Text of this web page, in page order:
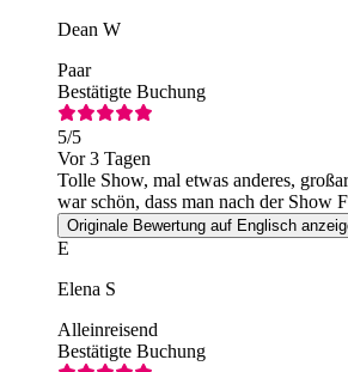
Dean W
Paar
Bestätigte Buchung
5/5
Vor 3 Tagen
Tolle Show, mal etwas anderes,
war schön, dass man nach der Show
Originale Bewertung auf Englisch
E
Elena S
Alleinreisend
Bestätigte Buchung